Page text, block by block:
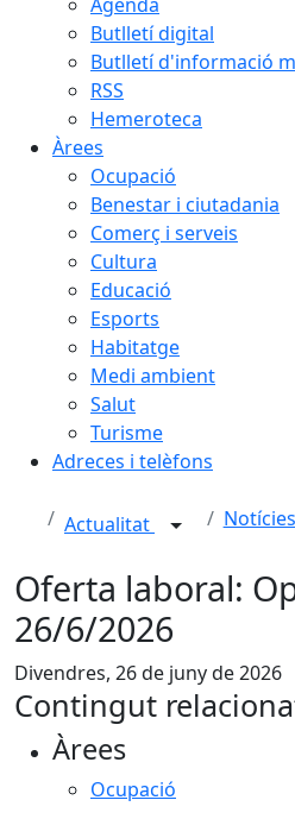
Butlletí digital
Butlletí d'informació
RSS
Hemeroteca
Àrees
Ocupació
Benestar i ciutadania
Comerç i serveis
Cultura
Educació
Esports
Habitatge
Medi ambient
Salut
Turisme
Adreces i telèfons
Actualitat Notícies
Oferta laboral:
26/6/2026
Divendres, 26 de juny de 2026
Contingut
Àrees
Ocupació